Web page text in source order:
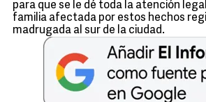
para que se le dé toda la atención
familia afectada por estos hechos
madrugada al sur de la ciudad.